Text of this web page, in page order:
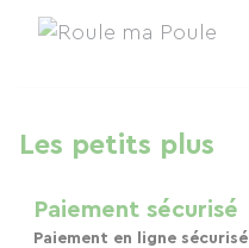
Les petits plus
Paiement sécurisé
Paiement en ligne sécurisé